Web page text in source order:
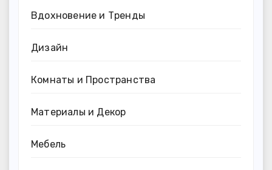
Вдохновение и Тренды
Дизайн
Комнаты и Пространства
Материалы и Декор
Мебель